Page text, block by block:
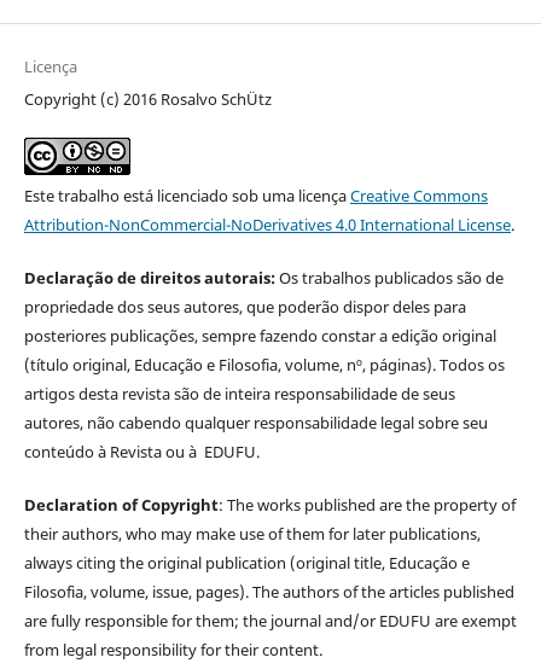
Licença
Copyright (c) 2016 Rosalvo SchÜtz
Este trabalho está licenciado sob uma licençaCreative Commons
Attribution-NonCommercial-NoDerivatives 4.0 International License.
Declaração de direitos autorais:Os trabalhos publicados são de
propriedade dos seus autores, que poderão dispor deles para
posteriores publicações, sempre fazendo constar a edição original
(título original, Educação e Filosofia, volume, nº, páginas). Todos os
artigos desta revista são de inteira responsabilidade de seus
autores, não cabendo qualquer responsabilidade legal sobre seu
conteúdo à Revista ou à EDUFU.
Declaration of Copyright: The works published are the property of
their authors, who may make use of them for later publications,
always citing the original publication (original title, Educação e
Filosofia, volume, issue, pages). The authors of the articles published
are fully responsible for them; the journal and/or EDUFU are exempt
from legal responsibility for their content.